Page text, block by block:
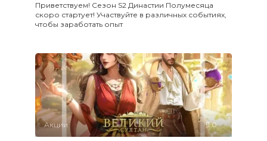
Приветствуем! Сезон S2 Династии Полумесяца
скоро стартует! Участвуйте в различных событиях,
чтобы заработать опыт
Акции 0